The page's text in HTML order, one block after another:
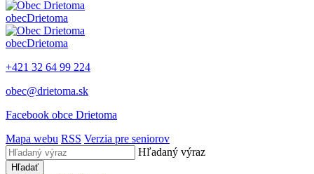
obecDrietoma
obecDrietoma
+421 32 64 99 224
obec@drietoma.sk
Facebook obce Drietoma
Mapa webu RSS Verzia pre seniorov
Hľadaný výraz
Hľadať